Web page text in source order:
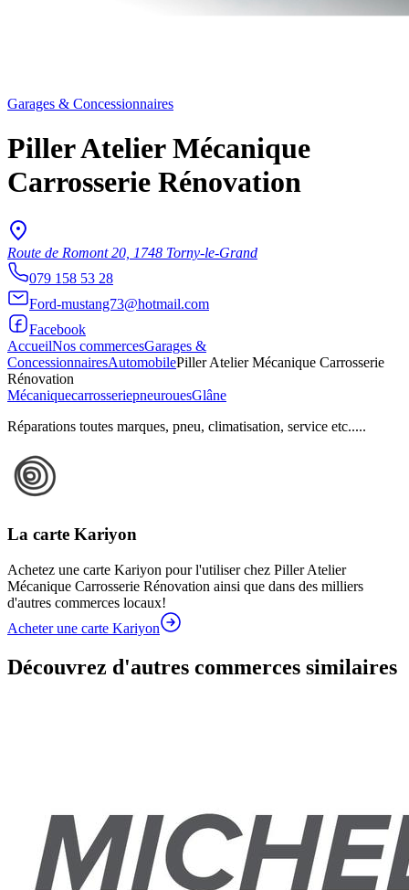
Garages & Concessionnaires
Piller Atelier Mécanique
Carrosserie Rénovation
Route de Romont 20, 1748 Torny-le-Grand
079 158 53 28
Ford-mustang73@hotmail.com
Facebook
AccueilNos commercesGarages &
ConcessionnairesAutomobilePiller Atelier Mécanique Carrosserie
Rénovation
MécaniquecarrosseriepneurouesGlâne
Réparations toutes marques, pneu, climatisation, service etc.....
La carte Kariyon
Achetez une carte Kariyon pour l'utiliser chez Piller Atelier
Mécanique Carrosserie Rénovation ainsi que dans des milliers
d'autres commerces locaux!
Acheter une carte Kariyon
Découvrez d'autres commerces similaires